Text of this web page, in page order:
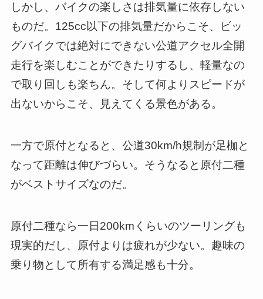
しかし、バイクの楽しさは排気量に依存しない
ものだ。125cc以下の排気量だからこそ、ビッ
グバイクでは絶対にできない公道アクセル全開
走行を楽しむことができたりするし、軽量なの
で取り回しも楽ちん。そして何よりスピードが
出ないからこそ、見えてくる景色がある。
一方で原付となると、公道30km/h規制が足枷と
なって距離は伸びづらい。そうなると原付二種
がベストサイズなのだ。
原付二種なら一日200kmくらいのツーリングも
現実的だし、原付よりは疲れが少ない。趣味の
乗り物として所有する満足感も十分。